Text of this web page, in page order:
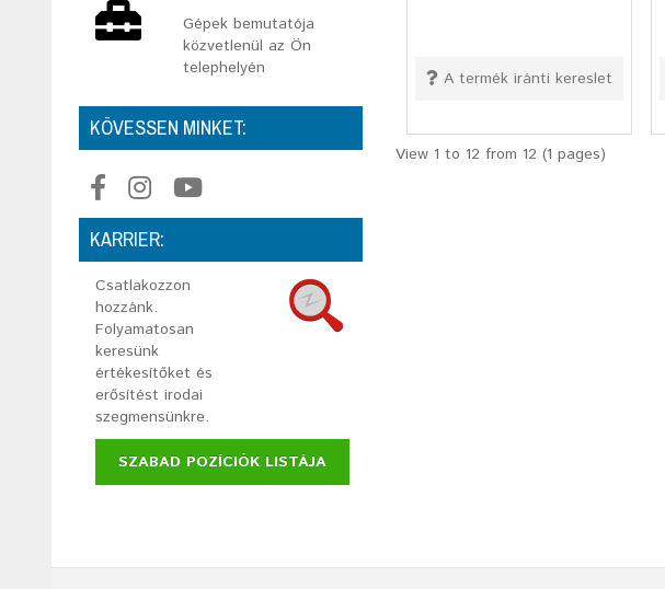
Gépek bemutatója
közvetlenül az Ön
telephelyén
KÖVESSEN MINKET:
KARRIER:
Csatlakozzon
hozzánk.
Folyamatosan
keresünk
értékesítőket és
erősítést irodai
szegmensünkre.
SZABAD POZÍCIÓK LISTÁJA
A termék iránti kereslet
View 1 to 12 from 12 (1 pages)